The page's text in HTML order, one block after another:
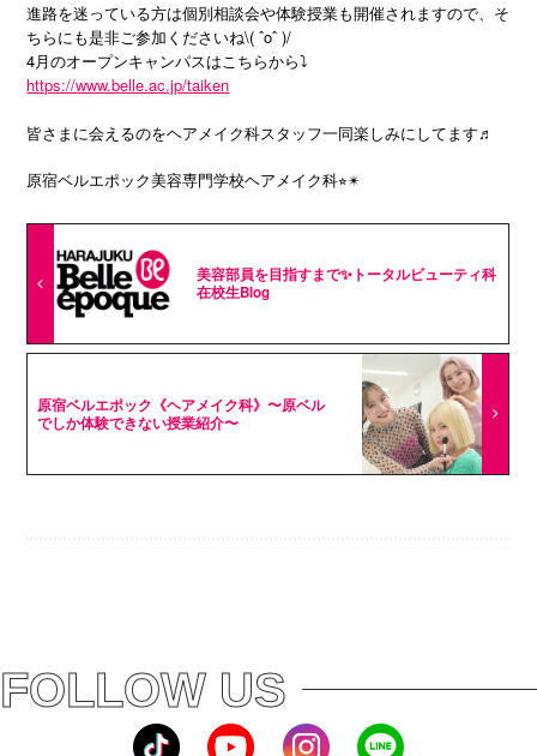
進路を迷っている方は個別相談会や体験授業も開催されますので、そ
ちらにも是非ご参加くださいね\( ˆoˆ )/
4月のオープンキャンパスはこちらから⤵︎
https://www.belle.ac.jp/taiken
皆さまに会えるのをヘアメイク科スタッフ一同楽しみにしてます♬
原宿ベルエポック美容専門学校ヘアメイク科⭐︎✴︎
美容部員を目指すまで✨トータルビューティ科
在校生Blog
原宿ベルエポック《ヘアメイク科》〜原ベル
でしか体験できない授業紹介〜
FOLLOW US